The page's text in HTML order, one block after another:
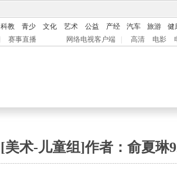
科教 青少 文化 艺术 公益 产经 汽车 旅游 健
赛事直播 网络电视客户端 高清 电影
[美术-儿童组]作者：俞夏琳